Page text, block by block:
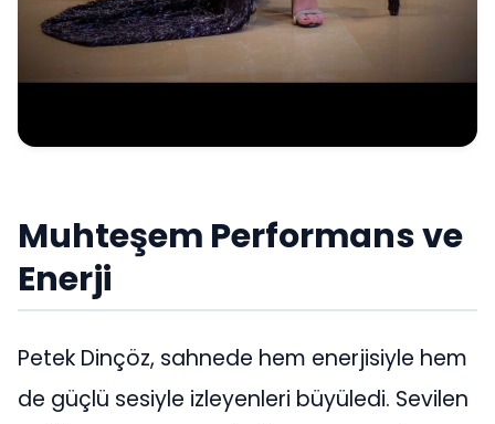
Muhteşem Performans ve
Enerji
Petek Dinçöz, sahnede hem enerjisiyle hem
de güçlü sesiyle izleyenleri büyüledi. Sevilen